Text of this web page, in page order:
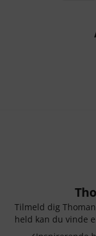
Tilmeld dig
held kan du vinde